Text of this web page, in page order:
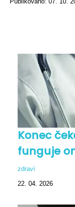
Konec
funguje
zdraví
22. 04. 2026